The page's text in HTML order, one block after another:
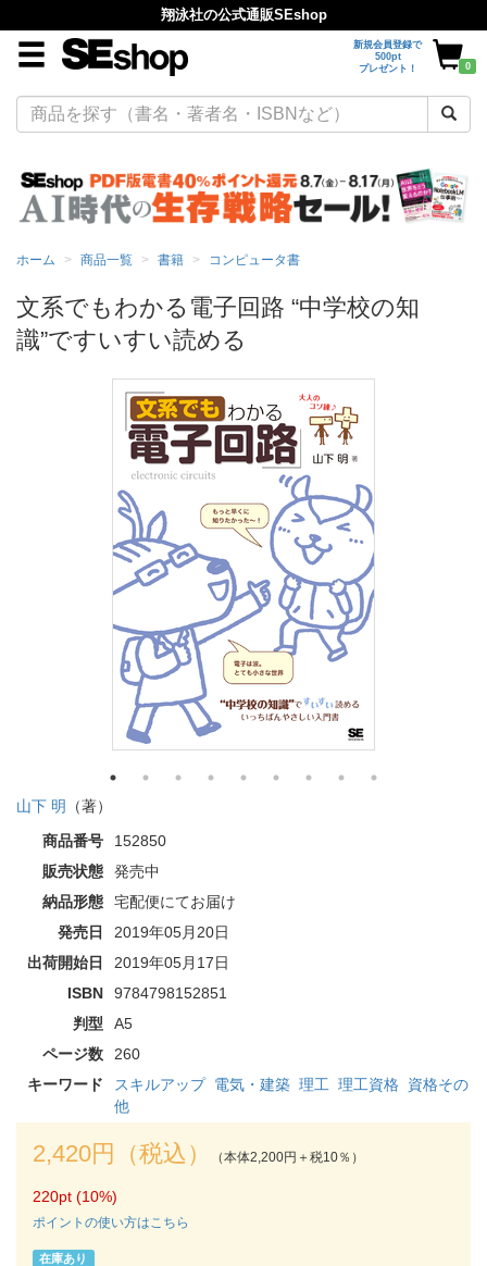
翔泳社の公式通販SEshop
新規会員登録で
500pt
プレゼント！
0
ホーム 商品一覧 書籍 コンピュータ書
文系でもわかる電子回路 “中学校の知
識”ですいすい読める
山下 明
（著）
商品番号
152850
販売状態
発売中
納品形態
宅配便にてお届け
発売日
2019年05月20日
出荷開始日
2019年05月17日
ISBN
9784798152851
判型
A5
ページ数
260
キーワード
スキルアップ 電気・建築 理工 理工資格 資格その
他
2,420円（税込） （本体2,200円＋税10％）
220pt (10%)
ポイントの使い方はこちら
在庫あり